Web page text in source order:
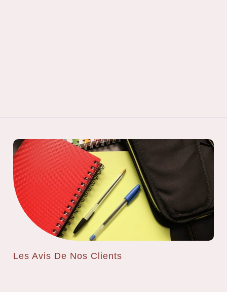
Les Avis De Nos Clients